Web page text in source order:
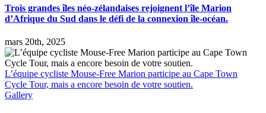
Trois grandes îles néo-zélandaises rejoignent l’île Marion
d’Afrique du Sud dans le défi de la connexion île-océan.
mars 20th, 2025
L’équipe cycliste Mouse-Free Marion participe au Cape Town
Cycle Tour, mais a encore besoin de votre soutien.
Gallery